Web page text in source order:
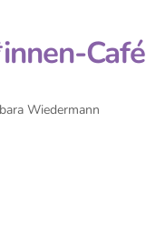
Café
Wiedermann